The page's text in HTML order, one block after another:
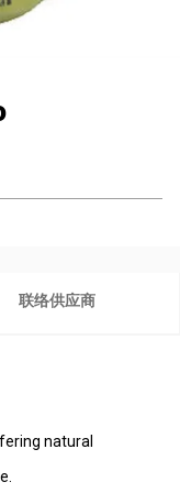
联络供应商
natural